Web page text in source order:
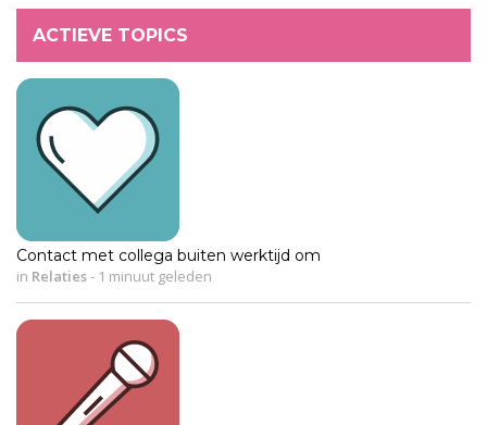
ACTIEVE TOPICS
Contact met collega buiten werktijd om
in Relaties- 1 minuut geleden